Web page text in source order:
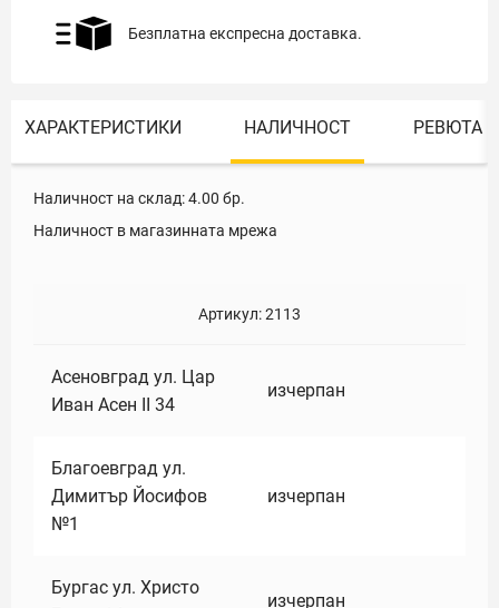
Безплатна експресна доставка.
ХАРАКТЕРИСТИКИ НАЛИЧНОСТ РЕВЮТА
Наличност на склад:4.00 бр.
Наличност в магазинната мрежа
Артикул:2113
Асеновград ул. Цар
Иван Асен II 34
изчерпан
Благоевград ул.
Димитър Йосифов
№1
изчерпан
Бургас ул. Христо
изчерпан